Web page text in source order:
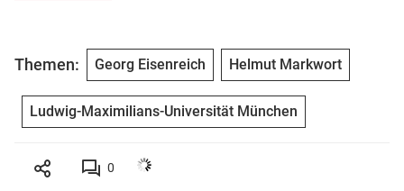
Themen: Georg Eisenreich Helmut Markwort
Ludwig-Maximilians-Universität München
0